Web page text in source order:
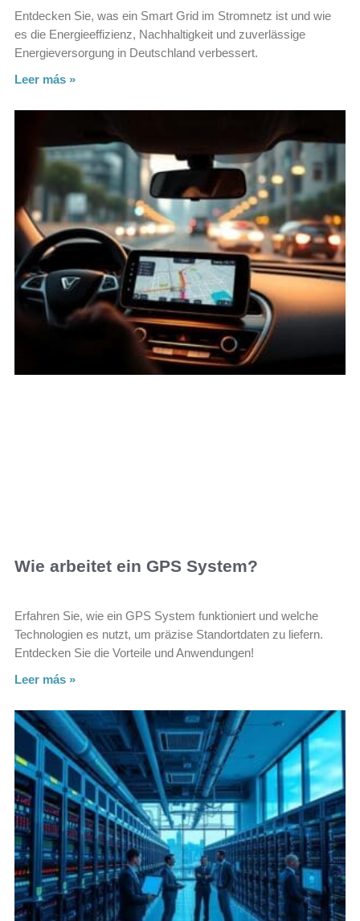
Entdecken Sie, was ein Smart Grid im Stromnetz ist und wie
es die Energieeffizienz, Nachhaltigkeit und zuverlässige
Energieversorgung in Deutschland verbessert.
Leer más »
Wie arbeitet ein GPS System?
Erfahren Sie, wie ein GPS System funktioniert und welche
Technologien es nutzt, um präzise Standortdaten zu liefern.
Entdecken Sie die Vorteile und Anwendungen!
Leer más »